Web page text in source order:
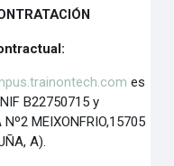
es
NIFB22750715 y
MEIXONFRIO,15705
A).